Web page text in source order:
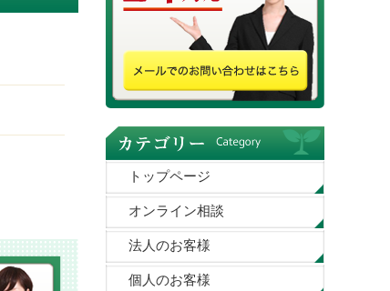
トップページ
オンライン相談
法人のお客様
個人のお客様